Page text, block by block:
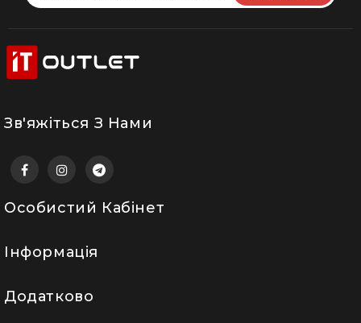
Зв'яжіться З Нами
Особистий Кабінет
Інформація
Додатково